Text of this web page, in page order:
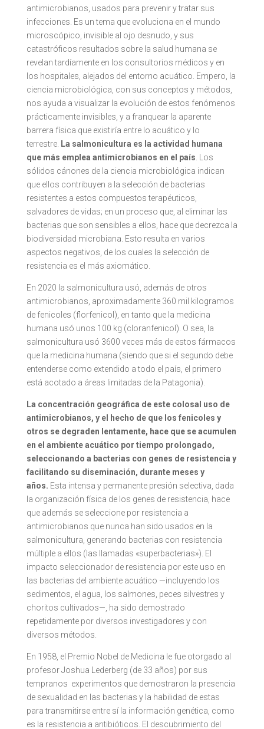
antimicrobianos, usados para prevenir y tratar sus
infecciones. Es un tema que evoluciona en el mundo
microscópico, invisible al ojo desnudo, y sus
catastróficos resultados sobre la salud humana se
revelan tardíamente en los consultorios médicos y en
los hospitales, alejados del entorno acuático. Empero, la
ciencia microbiológica, con sus conceptos y métodos,
nos ayuda a visualizar la evolución de estos fenómenos
prácticamente invisibles, y a franquear la aparente
barrera física que existiría entre lo acuático y lo
terrestre. La salmonicultura es la actividad humana
que más emplea antimicrobianos en el país . Los
sólidos cánones de la ciencia microbiológica indican
que ellos contribuyen a la selección de bacterias
resistentes a estos compuestos terapéuticos,
salvadores de vidas; en un proceso que, al eliminar las
bacterias que son sensibles a ellos, hace que decrezca la
biodiversidad microbiana. Esto resulta en varios
aspectos negativos, de los cuales la selección de
resistencia es el más axiomático.
En 2020 la salmonicultura usó, además de otros
antimicrobianos, aproximadamente 360 mil kilogramos
de fenicoles (florfenicol), en tanto que la medicina
humana usó unos 100 kg (cloranfenicol). O sea, la
salmonicultura usó 3600 veces más de estos fármacos
que la medicina humana (siendo que si el segundo debe
entenderse como extendido a todo el país, el primero
está acotado a áreas limitadas de la Patagonia).
La concentración geográfica de este colosal uso de
antimicrobianos, y el hecho de que los fenicoles y
otros se degraden lentamente, hace que se acumulen
en el ambiente acuático por tiempo prolongado,
seleccionando a bacterias con genes de resistencia y
facilitando su diseminación, durante meses y
años. Esta intensa y permanente presión selectiva, dada
la organización física de los genes de resistencia, hace
que además se seleccione por resistencia a
antimicrobianos que nunca han sido usados en la
salmonicultura, generando bacterias con resistencia
múltiple a ellos (las llamadas «superbacterias»). El
impacto seleccionador de resistencia por este uso en
las bacterias del ambiente acuático —incluyendo los
sedimentos, el agua, los salmones, peces silvestres y
choritos cultivados—, ha sido demostrado
repetidamente por diversos investigadores y con
diversos métodos.
En 1958, el Premio Nobel de Medicina le fue otorgado al
profesor Joshua Lederberg (de 33 años) por sus
tempranos experimentos que demostraron la presencia
de sexualidad en las bacterias y la habilidad de estas
para transmitirse entre sí la información genética, como
es la resistencia a antibióticos. El descubrimiento del